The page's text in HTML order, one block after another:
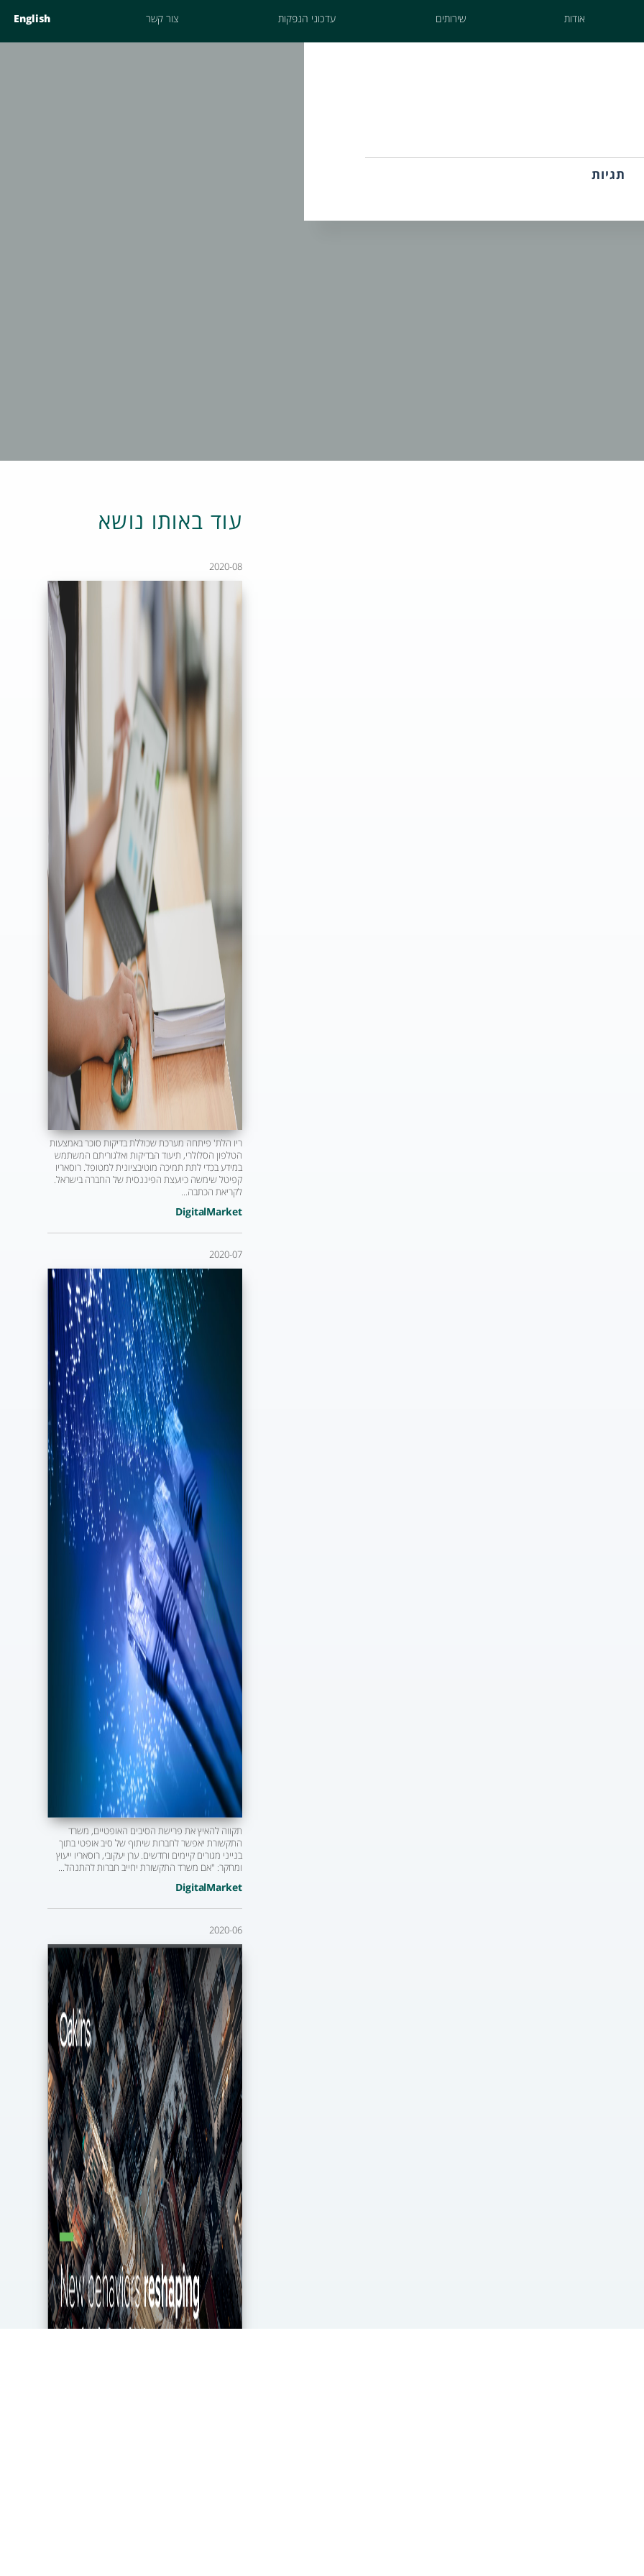
אודות שירותים עדכוני הנפקות צור קשר English
תגיות
עוד באותו נושא
2020-08
ריו הלת' פיתחה מערכת שכוללת בדיקות סוכר באמצעות
הטלפון הסלולרי, תיעוד הבדיקות ואלגוריתם המשתמש
במידע בכדי לתת תמיכה מוטיבציונית למטופל. רוסאריו
קפיטל שימשה כיועצת הפיננסית של החברה בישראל.
לקריאת הכתבה...
DigitalMarket
2020-07
תקווה להאיץ את פרישת הסיבים האופטיים, משרד
התקשורת יאפשר לחברות שיתוף של סיב אופטי בתוך
בנייני מגורים קיימים וחדשים. ערן יעקובי, רוסאריו ייעוץ
ומחקר: "אם משרד התקשורת יחייב חברות להתנהל...
DigitalMarket
2020-06